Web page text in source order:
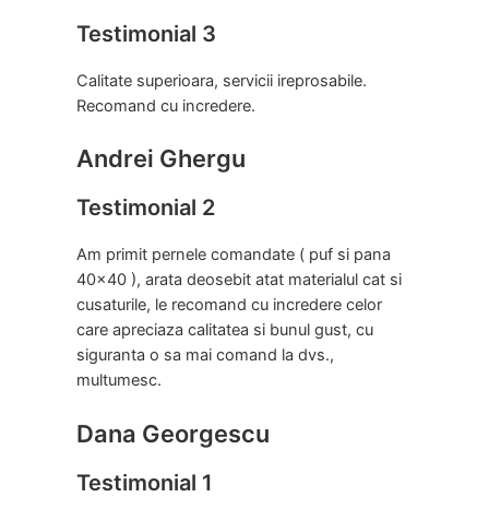
Testimonial 3
Calitate superioara, servicii ireprosabile.
Recomand cu incredere.
Andrei Ghergu
Testimonial 2
Am primit pernele comandate ( puf si pana
40×40 ), arata deosebit atat materialul cat si
cusaturile, le recomand cu incredere celor
care apreciaza calitatea si bunul gust, cu
siguranta o sa mai comand la dvs.,
multumesc.
Dana Georgescu
Testimonial 1